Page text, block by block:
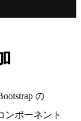
の
ンポーネント